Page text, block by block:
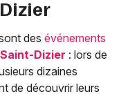
des événements
Saint-Dizier : lors de
dizaines
de découvrir leurs